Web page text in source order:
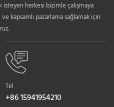
isteyen herkesi bizimle çalışmaya
kapsamlı pazarlama sağlamak için
Tel
+86 15941954210